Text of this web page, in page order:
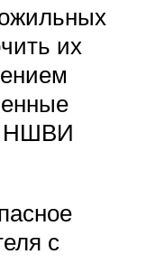
их
НШВИ
с